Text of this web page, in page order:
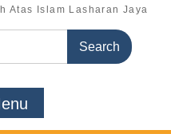
Atas Islam Lasharan Jaya